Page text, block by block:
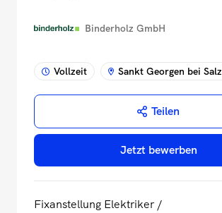
Binderholz GmbH
Vollzeit Sankt Georgen bei
Teilen
Jetzt bewerben
Fixanstellung Elektriker /